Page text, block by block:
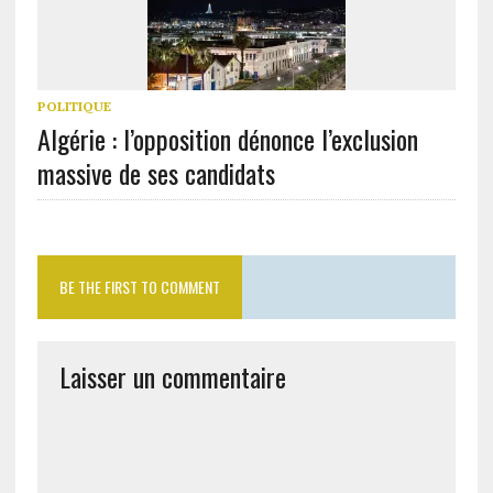
POLITIQUE
Algérie : l’opposition dénonce l’exclusion
massive de ses candidats
BE THE FIRST TO COMMENT
Laisser un commentaire